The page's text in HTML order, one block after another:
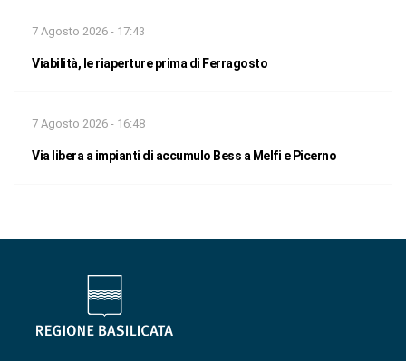
7 Agosto 2026 - 17:43
Viabilità, le riaperture prima di Ferragosto
7 Agosto 2026 - 16:48
Via libera a impianti di accumulo Bess a Melfi e Picerno